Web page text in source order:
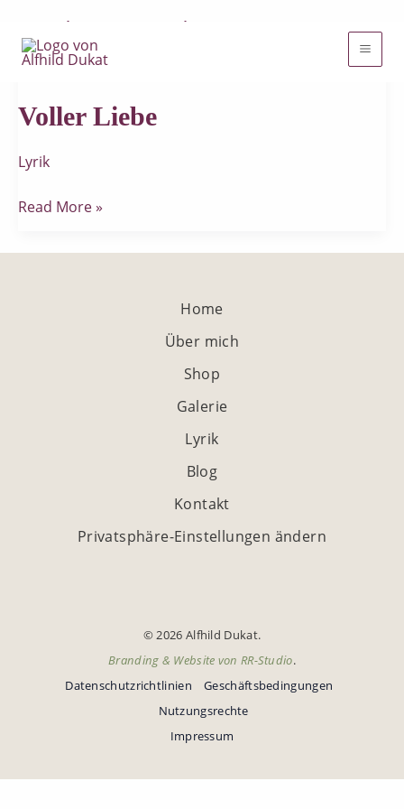
Zum
InhaltGeborgenheit
Voller Liebe
Lyrik
Voller
Read More »
Home
Über mich
Shop
Galerie
Lyrik
Blog
Kontakt
Privatsphäre-Einstellungen ändern
© 2026 Alfhild Dukat.
Branding & Website von RR-Studio.
Datenschutzrichtlinien
Geschäftsbedingungen
Nutzungsrechte
Impressum